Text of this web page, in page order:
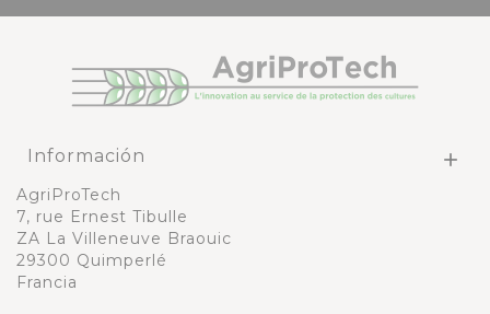
Información 
AgriProTech
7, rue Ernest Tibulle
ZA La Villeneuve Braouic
29300 Quimperlé
Francia